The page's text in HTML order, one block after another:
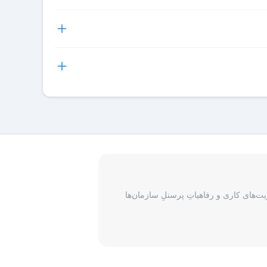
گیرد، برای پیگیری درخواست مسافران لازم است با بخش
کاری و رفاهیاتِ پرسنلِ سازمان‌ها